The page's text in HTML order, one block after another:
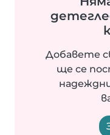
Добавете
ще се